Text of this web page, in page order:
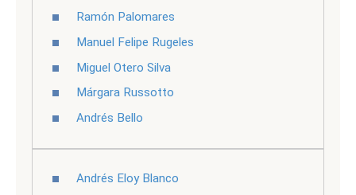
Ramón Palomares
Manuel Felipe Rugeles
Miguel Otero Silva
Márgara Russotto
Andrés Bello
Andrés Eloy Blanco